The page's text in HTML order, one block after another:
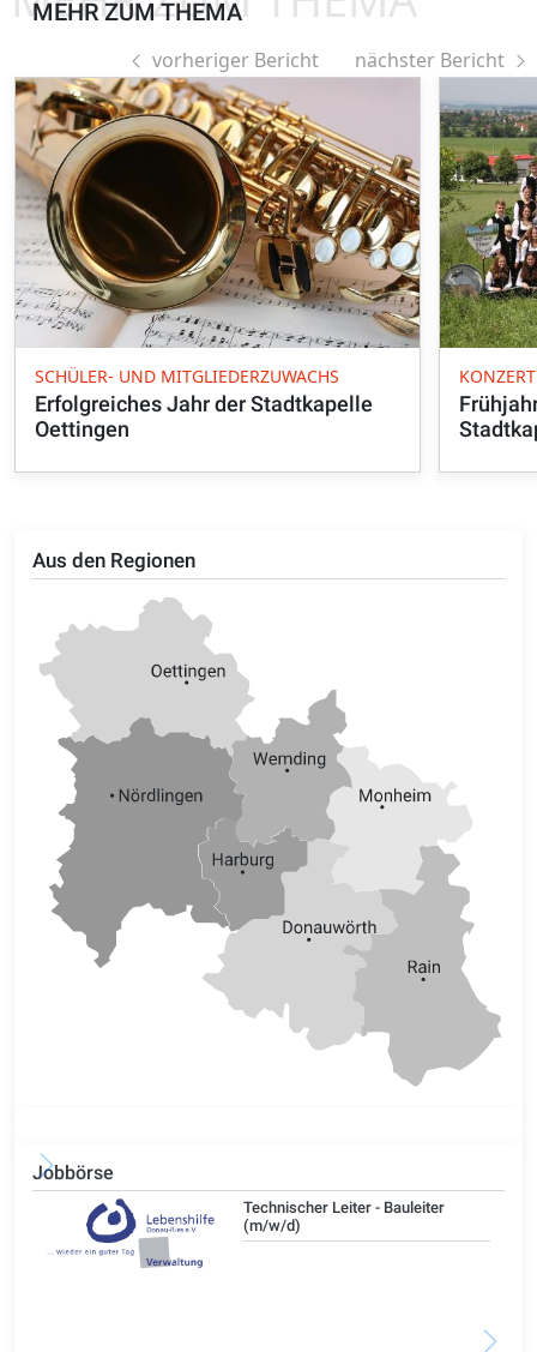
Aus den Regionen
Jobbörse
Technischer Leiter - Bauleiter
(m/w/d)
MEHR ZUM THEMA
vorheriger Bericht nächster Bericht
SCHÜLER- UND MITGLIEDERZUWACHS
Erfolgreiches Jahr der Stadtkapelle
Oettingen
KONZERT